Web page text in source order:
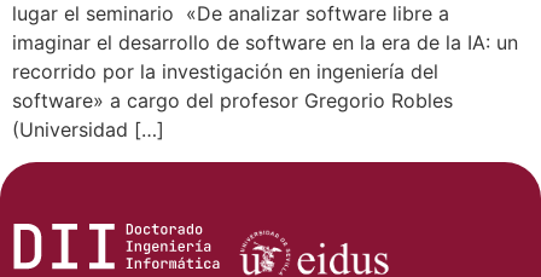
lugar el seminario «De analizar software libre a
imaginar el desarrollo de software en la era de la IA: un
recorrido por la investigación en ingeniería del
software» a cargo del profesor Gregorio Robles
(Universidad […]